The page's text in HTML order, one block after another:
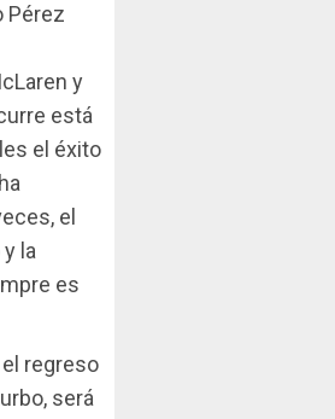
Pérez
y
está
el éxito
el
la
es
el regreso
será